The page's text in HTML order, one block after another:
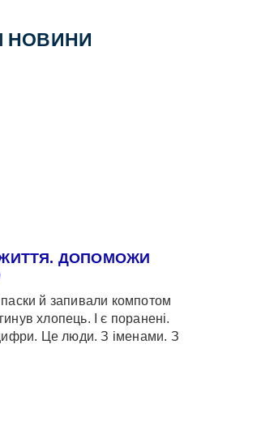
НОВИНИ
ЖИТТЯ. ДОПОМОЖИ
й запивали компотом
хлопець. І є поранені.
Це люди. З іменами. З